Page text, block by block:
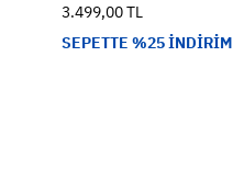
3.499,00 TL
SEPETTE %25 İNDİRİM